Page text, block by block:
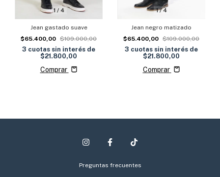
1 / 4
Jean gastado suave
$65.400,00 $109.000,00
3 cuotas sin interés de
$21.800,00
Comprar
1/4
Jean negro matizado
$65.400,00 $109.000,00
3 cuotas sin interés de
$21.800,00
Comprar
Preguntas frecuentes